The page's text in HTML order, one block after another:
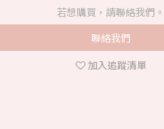
若想購買，請聯絡我們。
聯絡我們
加入追蹤清單